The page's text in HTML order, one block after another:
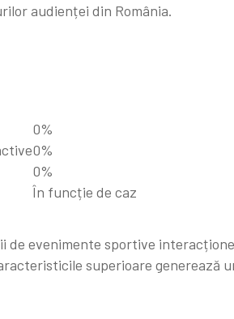
audienței din România.
0%
0%
0%
În funcție de caz
de evenimente sportive
superioare generează